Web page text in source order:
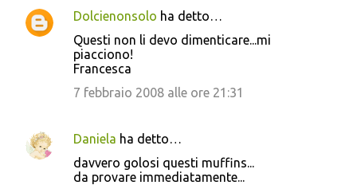
Dolcienonsolo ha detto…
Questi non li devo dimenticare...mi
piacciono!
Francesca
7 febbraio 2008 alle ore 21:31
Daniela ha detto…
davvero golosi questi muffins...
da provare immediatamente...